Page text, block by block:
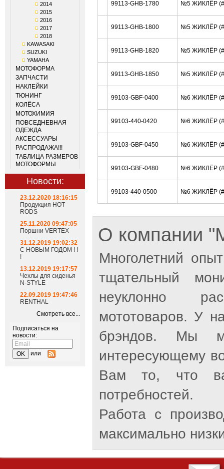
2014
2015
2016
2017
2018
KAWASAKI
SUZUKI
YAMAHA
МОТОФОРМА
ЗАПЧАСТИ
НАКЛЕЙКИ
ТЮНИНГ
КОЛЁСА
МОТОХИМИЯ
ПОВСЕДНЕВНАЯ
ОДЕЖДА
АКСЕССУАРЫ
РАСПРОДАЖА!!!
ТАБЛИЦА РАЗМЕРОВ
МОТОФОРМЫ
Новости:
23.12.2020 18:16:15
Продукция HOT
RODS
25.11.2020 09:47:05
Поршни VERTEX
31.12.2019 19:02:32
С НОВЫМ ГОДОМ ! !
!
13.12.2019 19:17:57
Чехлы для сиденья
N-STYLE
22.09.2019 19:47:46
RENTHAL
Смотреть все...
Подписаться на
новости:
или
99113-GHB-1780 №5 ЖИКЛЁР
99113-GHB-1800 №5 ЖИКЛЁР
99113-GHB-1820 №5 ЖИКЛЁР
99113-GHB-1850 №5 ЖИКЛЁР
99103-GBF-0400 №6 ЖИКЛЁР
99103-440-0420 №6 ЖИКЛЁР
99103-GBF-0450 №6 ЖИКЛЁР
99103-GBF-0480 №6 ЖИКЛЁР
99103-440-0500 №6 ЖИКЛЁР
О компании
Многолетний
тщательный
неуклонно
мототоваров. У
брэндов. Мы
интересующему
Вам то, что
потребностей.
Работа с
максимально